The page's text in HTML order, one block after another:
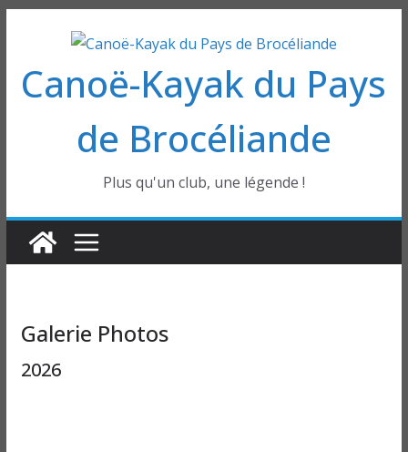
contenu
Canoë-Kayak du Pays
de Brocéliande
Plus qu'un club, une légende !
Galerie Photos
2026